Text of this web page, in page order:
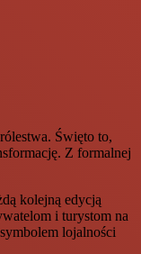
Święto to,
Z formalnej
kolejną edycją
i turystom na
lojalności